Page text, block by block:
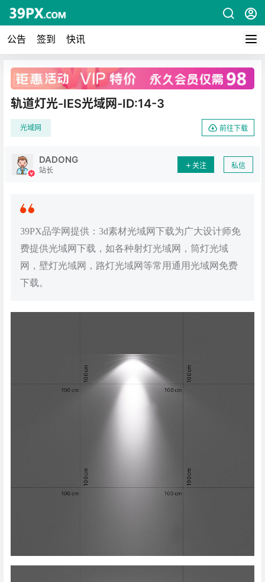
公告 签到 快讯
广告
轨道灯光-IES光域网-ID:14-3
光域网 前往下载
DADONG
站长
关注 私信
39PX品学网提供：3d素材光域网下载为广大设计师免
费提供光域网下载，如各种射灯光域网，筒灯光域
网，壁灯光域网，路灯光域网等常用通用光域网免费
下载。